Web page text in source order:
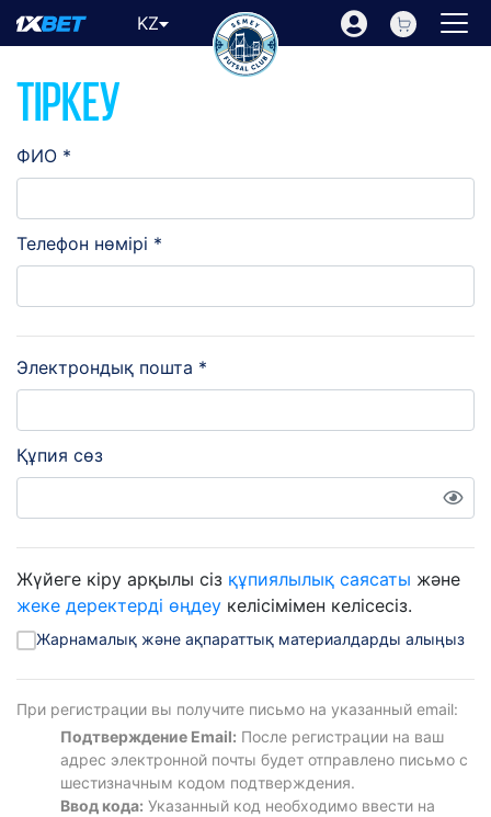
KZ
ТІРКЕУ
ФИО *
Телефон нөмірі *
Электрондық пошта *
Құпия сөз
Жүйеге кіру арқылы сіз құпиялылық саясаты және
жеке деректерді өңдеу келісімімен келісесіз.
Жарнамалық және ақпараттық материалдарды алыңыз
При регистрации вы получите письмо на указанный email:
Подтверждение Email: После регистрации на ваш
адрес электронной почты будет отправлено письмо с
шестизначным кодом подтверждения.
Ввод кода: Указанный код необходимо ввести на